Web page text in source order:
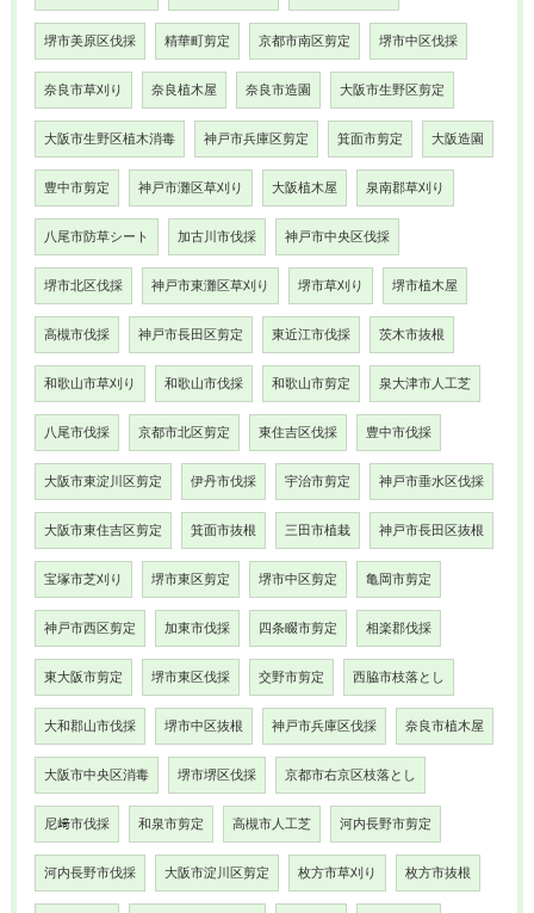
堺市美原区伐採 精華町剪定 京都市南区剪定 堺市中区伐採
奈良市草刈り 奈良植木屋 奈良市造園 大阪市生野区剪定
大阪市生野区植木消毒 神戸市兵庫区剪定 箕面市剪定 大阪造園
豊中市剪定 神戸市灘区草刈り 大阪植木屋 泉南郡草刈り
八尾市防草シート 加古川市伐採 神戸市中央区伐採
堺市北区伐採 神戸市東灘区草刈り 堺市草刈り 堺市植木屋
高槻市伐採 神戸市長田区剪定 東近江市伐採 茨木市抜根
和歌山市草刈り 和歌山市伐採 和歌山市剪定 泉大津市人工芝
八尾市伐採 京都市北区剪定 東住吉区伐採 豊中市伐採
大阪市東淀川区剪定 伊丹市伐採 宇治市剪定 神戸市垂水区伐採
大阪市東住吉区剪定 箕面市抜根 三田市植栽 神戸市長田区抜根
宝塚市芝刈り 堺市東区剪定 堺市中区剪定 亀岡市剪定
神戸市西区剪定 加東市伐採 四条畷市剪定 相楽郡伐採
東大阪市剪定 堺市東区伐採 交野市剪定 西脇市枝落とし
大和郡山市伐採 堺市中区抜根 神戸市兵庫区伐採 奈良市植木屋
大阪市中央区消毒 堺市堺区伐採 京都市右京区枝落とし
尼﨑市伐採 和泉市剪定 高槻市人工芝 河内長野市剪定
河内長野市伐採 大阪市淀川区剪定 枚方市草刈り 枚方市抜根